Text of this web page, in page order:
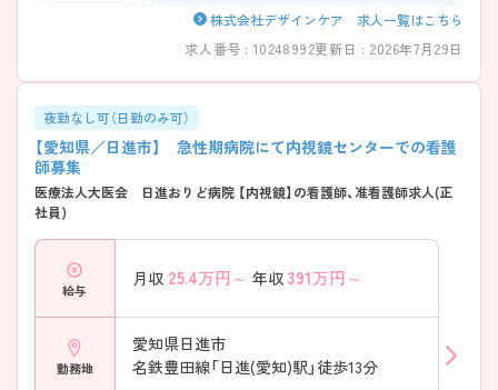
株式会社デザインケア 求人一覧はこちら
求人番号 : 10248992更新日 : 2026年7月29日
夜勤なし可（日勤のみ可）
【愛知県／日進市】 急性期病院にて内視鏡センターでの看護
師募集
医療法人大医会 日進おりど病院 【内視鏡】の看護師、准看護師求人(正
社員)
給与
月収 25.4万円～ 年収 391万円～
勤務地
愛知県日進市
名鉄豊田線「日進(愛知)駅」徒歩13分